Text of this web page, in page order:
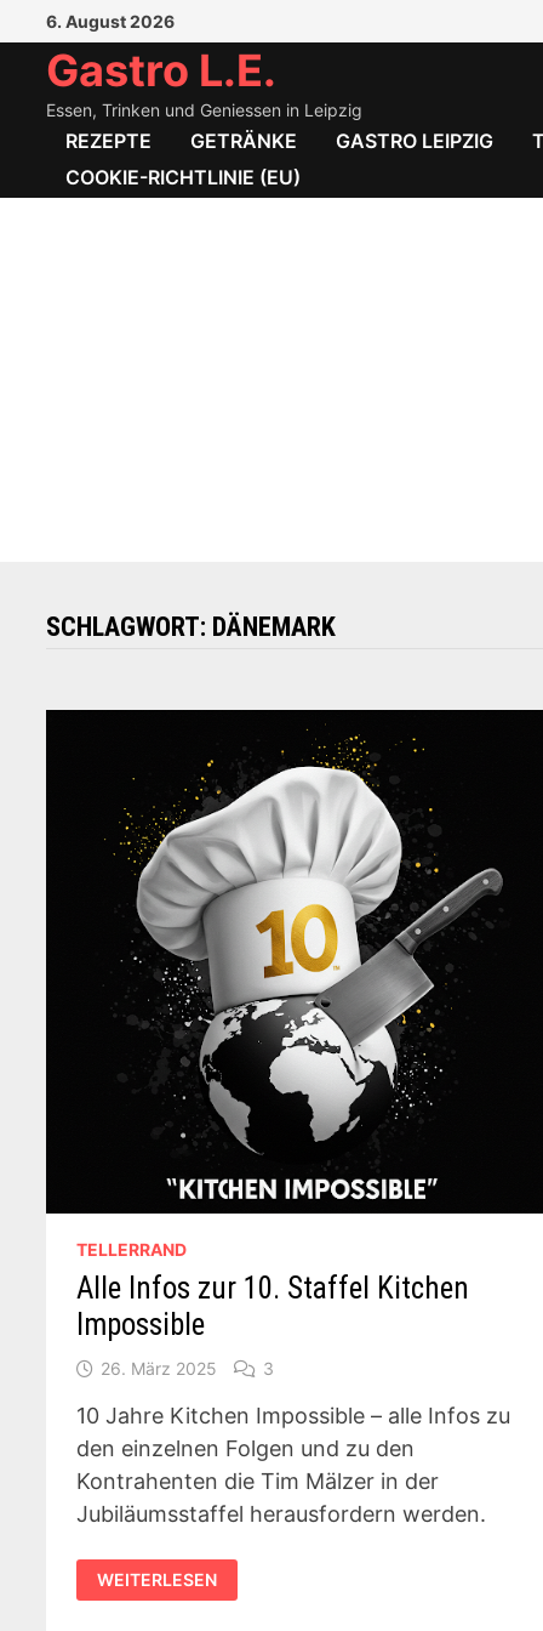
Inhalt
springen
6. August 2026
Gastro L.E.
Essen, Trinken und Geniessen in Leipzig
REZEPTE GETRÄNKE GASTRO LEIPZIG
COOKIE-RICHTLINIE (EU)
SCHLAGWORT: DÄNEMARK
TELLERRAND
Alle Infos zur 10. Staffel Kitchen
Impossible
26. März 2025 3
10 Jahre Kitchen Impossible – alle Infos zu
den einzelnen Folgen und zu den
Kontrahenten die Tim Mälzer in der
Jubiläumsstaffel herausfordern werden.
ALLE
INFOS
ZUR
WEITERLESEN